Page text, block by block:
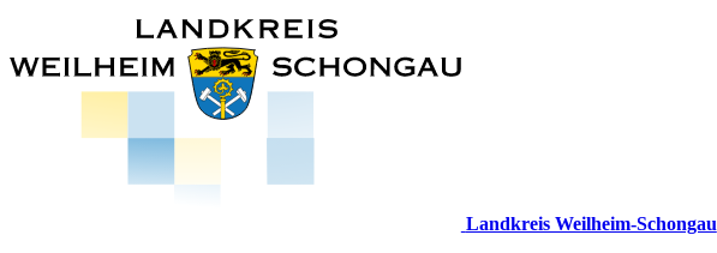
Landkreis Weilheim-Schongau